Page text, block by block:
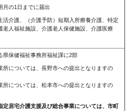
月の1日までに届出
活介護、（介護予防）短期入所療養介護、特定
老人福祉施設、介護老人保健施設、介護医療
県保健福祉事務所福祉課に2部
については、長野市への提出となりますの
については、松本市への提出となりますの
居宅介護支援及び総合事業については、市町